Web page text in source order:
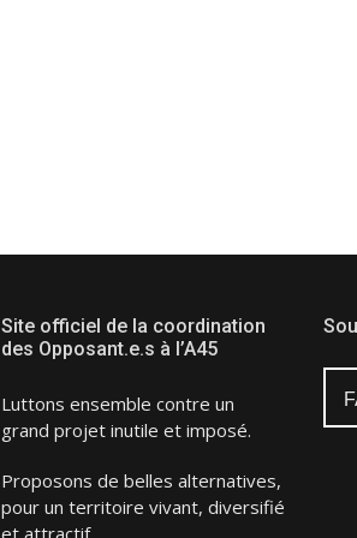
Site officiel de la coordination
des Opposant.e.s à l’A45
Luttons ensemble contre un
grand projet inutile et imposé.
Proposons de belles alternatives,
pour un territoire vivant, diversifié
et attractif.